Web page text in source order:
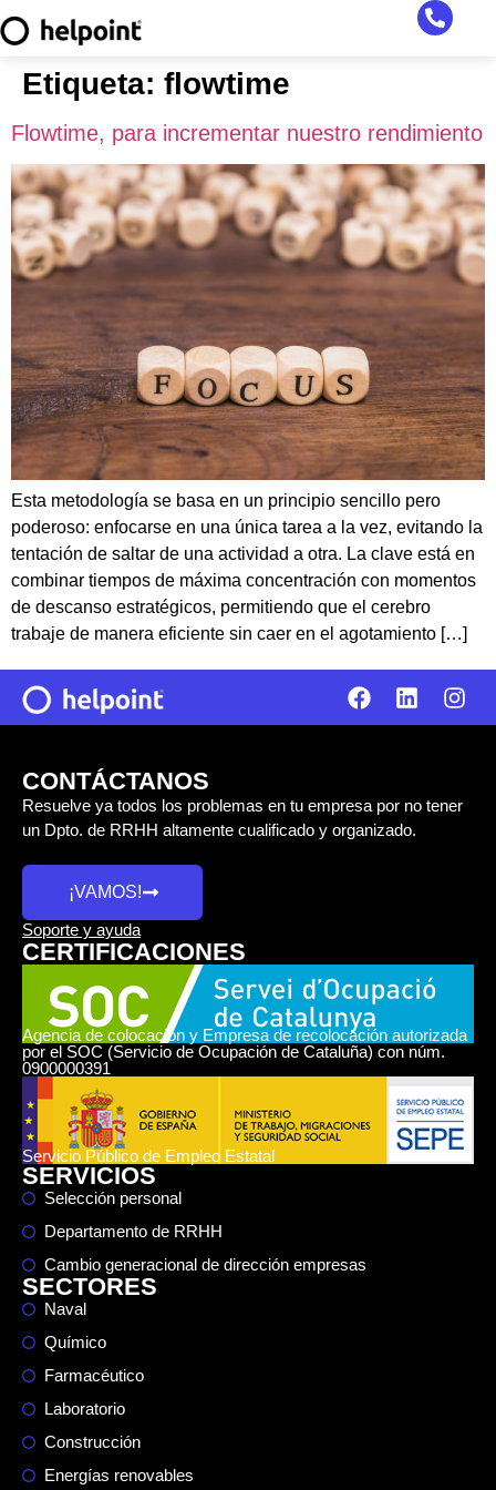
Etiqueta: flowtime
Flowtime, para incrementar nuestro rendimiento
Esta metodología se basa en un principio sencillo pero
poderoso: enfocarse en una única tarea a la vez, evitando la
tentación de saltar de una actividad a otra. La clave está en
combinar tiempos de máxima concentración con momentos
de descanso estratégicos, permitiendo que el cerebro
trabaje de manera eficiente sin caer en el agotamiento […]
CONTÁCTANOS
Resuelve ya todos los problemas en tu empresa por no tener
un Dpto. de RRHH altamente cualificado y organizado.
¡VAMOS!
Soporte y ayuda
CERTIFICACIONES
Agencia de colocación y Empresa de recolocación autorizada
por el SOC (Servicio de Ocupación de Cataluña) con núm.
0900000391
Servicio Público de Empleo Estatal
SERVICIOS
Selección personal
Departamento de RRHH
Cambio generacional de dirección empresas
SECTORES
Naval
Químico
Farmacéutico
Laboratorio
Construcción
Energías renovables